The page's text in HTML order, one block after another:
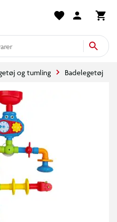
og tumling Badelegetøj